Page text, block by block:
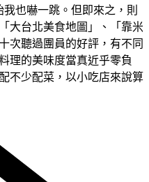
也嚇一跳。但即來之，則
大台北美食地圖」、「靠米
次聽過團員的好評，有不同
理的美味度當真近乎零負
不少配菜，以小吃店來說算